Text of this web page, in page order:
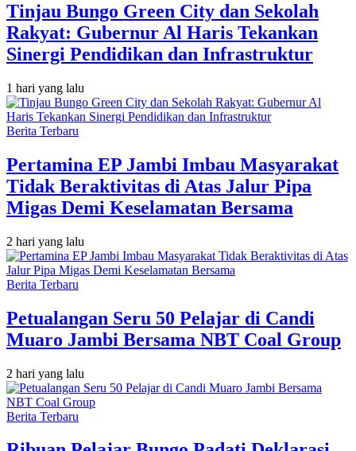
Tinjau Bungo Green City dan Sekolah
Rakyat: Gubernur Al Haris Tekankan
Sinergi Pendidikan dan Infrastruktur
1 hari yang lalu
Berita Terbaru
Pertamina EP Jambi Imbau Masyarakat
Tidak Beraktivitas di Atas Jalur Pipa
Migas Demi Keselamatan Bersama
2 hari yang lalu
Berita Terbaru
Petualangan Seru 50 Pelajar di Candi
Muaro Jambi Bersama NBT Coal Group
2 hari yang lalu
Berita Terbaru